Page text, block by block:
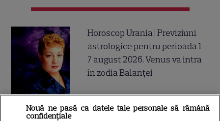
Horoscop Urania | Previziuni
astrologice pentru perioada 1 –
7 august 2026. Venus va intra
în zodia Balanței
Loto 6/49 din 2 august
Nouă ne pasă ca datele tale personale să rămână
confidențiale